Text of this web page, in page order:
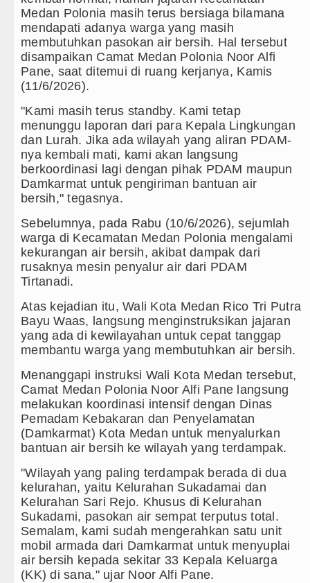
Wabup Deli Serdang Lantik 25
Ketua GRIB Jaya Labuhanbatu
Gubernur Bobby Nasution Minta
Rico Waas : Kemerdekaan
Kurang dari 6 Jam, Polsek
Liverpool vs Monaco Laga
Serapan Anggaran Terendah,
Gubernur Bobby Nasution
Wabup Deli Serdang Lantik 25
Ketua GRIB Jaya Labuhanbatu
Gubernur Bobby Nasution Minta
Rico Waas : Kemerdekaan
Medan Polonia masih terus bersiaga bilamana
mendapati adanya warga yang masih
membutuhkan pasokan air bersih. Hal tersebut
disampaikan Camat Medan Polonia Noor Alfi
Pane, saat ditemui di ruang kerjanya, Kamis
(11/6/2026).
"Kami masih terus standby. Kami tetap
menunggu laporan dari para Kepala Lingkungan
dan Lurah. Jika ada wilayah yang aliran PDAM-
nya kembali mati, kami akan langsung
berkoordinasi lagi dengan pihak PDAM maupun
Damkarmat untuk pengiriman bantuan air
bersih," tegasnya.
Sebelumnya, pada Rabu (10/6/2026), sejumlah
warga di Kecamatan Medan Polonia mengalami
kekurangan air bersih, akibat dampak dari
rusaknya mesin penyalur air dari PDAM
Tirtanadi.
Atas kejadian itu, Wali Kota Medan Rico Tri Putra
Bayu Waas, langsung menginstruksikan jajaran
yang ada di kewilayahan untuk cepat tanggap
membantu warga yang membutuhkan air bersih.
Menanggapi instruksi Wali Kota Medan tersebut,
Camat Medan Polonia Noor Alfi Pane langsung
melakukan koordinasi intensif dengan Dinas
Pemadam Kebakaran dan Penyelamatan
(Damkarmat) Kota Medan untuk menyalurkan
bantuan air bersih ke wilayah yang terdampak.
"Wilayah yang paling terdampak berada di dua
kelurahan, yaitu Kelurahan Sukadamai dan
Kelurahan Sari Rejo. Khusus di Kelurahan
Sukadami, pasokan air sempat terputus total.
Semalam, kami sudah mengerahkan satu unit
mobil armada dari Damkarmat untuk menyuplai
air bersih kepada sekitar 33 Kepala Keluarga
(KK) di sana," ujar Noor Alfi Pane.